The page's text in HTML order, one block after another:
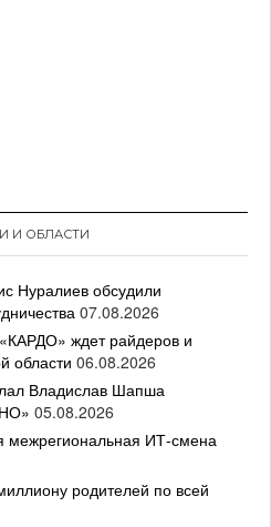
И ОБЛАСТИ
Нуралиев обсудили
07.08.2026
ждет райдеров и
области 06.08.2026
Владислав Шапша
05.08.2026
межрегиональная ИТ-смена
родителей по всей